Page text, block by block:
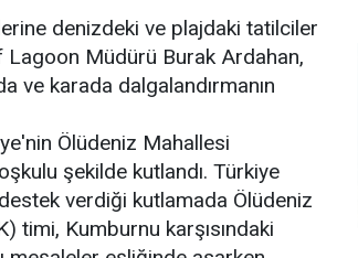
denizdeki ve plajdaki tatilciler
Müdürü Burak Ardahan,
ve karada dalgalandırmanın
Ölüdeniz Mahallesi
şekilde kutlandı. Türkiye
verdiği kutlamada Ölüdeniz
timi, Kumburnu karşısındaki